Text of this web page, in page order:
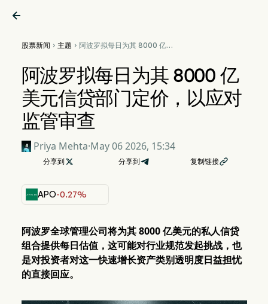

股票新闻  主题  阿波罗拟每日为其 8000 亿美
审查
阿波罗拟每日为其 8000 亿
美元信贷部门定价，以应对
监管审查
Priya Mehta·May 06 2026, 15:34
分享到  分享到 复制链接
APO-0.27%
阿波罗全球管理公司将为其 8000 亿美元的私人信贷
组合提供每日估值，这可能对行业规范发起挑战，也
是对投资者对这一快速增长资产类别透明度日益担忧
的直接回应。